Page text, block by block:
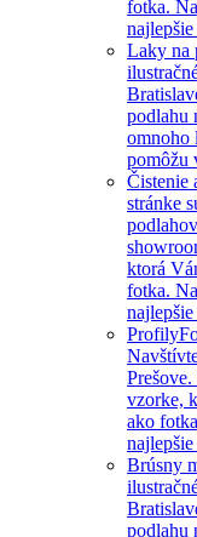
fotka.
najlepšie
Laky na
podlahu
omnoho
pomôžu
Čistenie
stránke
ktorá
fotka.
najlepšie
Profily
vzorke,
ako
najlepšie
Brúsny
podlahu